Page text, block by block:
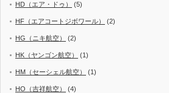
HD（エア・ドゥ） (5)
HF（エアコートジボワール） (2)
HG（ニキ航空） (2)
HK（ヤンゴン航空） (1)
HM（セーシェル航空） (1)
HO（吉祥航空） (4)